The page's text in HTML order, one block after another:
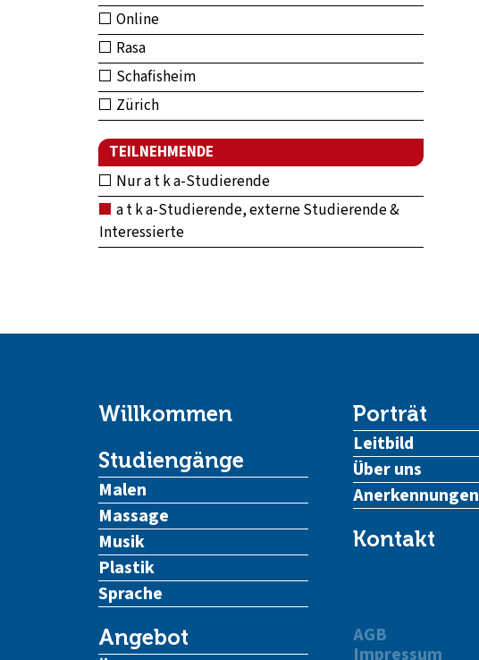
Online
Rasa
Schafisheim
Zürich
TEILNEHMENDE
Nur a t k a-Studierende
a t k a-Studierende, externe Studierende &
Interessierte
Willkommen
Studiengänge
Malen
Massage
Musik
Plastik
Sprache
Angebot
Porträt
Leitbild
Über uns
Anerkennungen
Kontakt
AGB
Impressum